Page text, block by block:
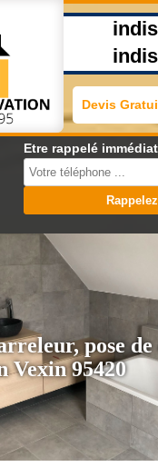
Devis
Etre rappelé
pose
Vexin 95420